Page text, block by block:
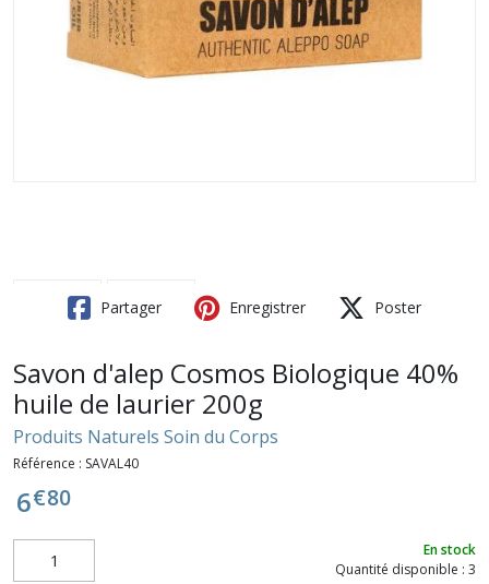
Partager Enregistrer Poster
Savon d'alep Cosmos Biologique 40%
huile de laurier 200g
Produits Naturels Soin du Corps
Référence : SAVAL40
6€80
En stock
Quantité disponible : 3